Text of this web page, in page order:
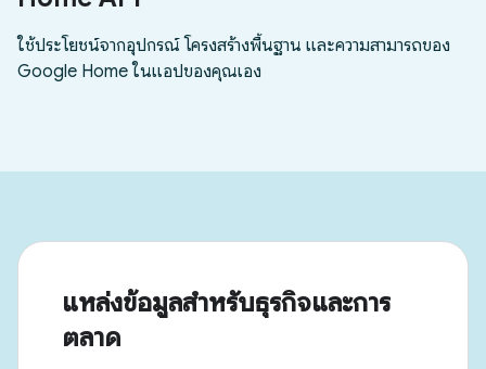
แหล่งข้อมูลสำหรับธุรกิจและการ
ตลาด